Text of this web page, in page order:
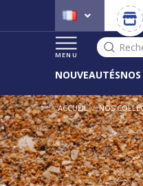
MENU
NOUVEAUTÉS
ACCUEIL / NOS